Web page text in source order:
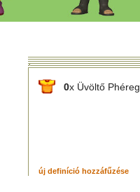
0x Üvöltő Phéreg
új definíció hozzáfűzése